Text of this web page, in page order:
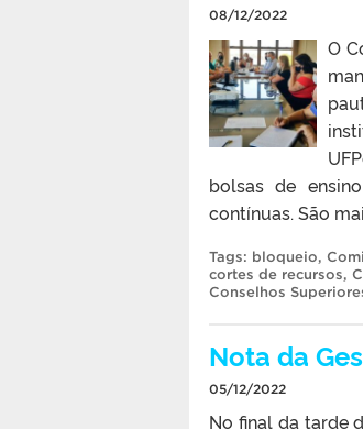
08/12/2022
O
bolsas de
contínuas. São
Tags: bloqueio,
cortes de recursos,
Conselhos
Nota da
05/12/2022
No final da tarde